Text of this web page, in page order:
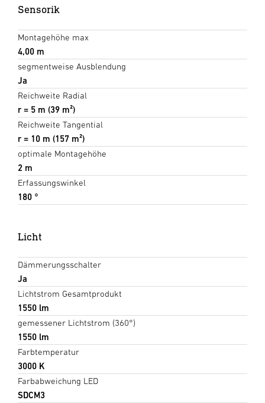
Sensorik
Montagehöhe max
4,00 m
segmentweise Ausblendung
Ja
Reichweite Radial
r = 5 m (39 m²)
Reichweite Tangential
r = 10 m (157 m²)
optimale Montagehöhe
2 m
Erfassungswinkel
180 °
Licht
Dämmerungsschalter
Ja
Lichtstrom Gesamtprodukt
1550 lm
gemessener Lichtstrom (360°)
1550 lm
Farbtemperatur
3000 K
Farbabweichung LED
SDCM3